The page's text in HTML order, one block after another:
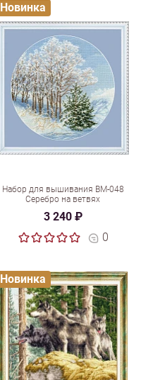
Набор для вышивания ВМ-048
Серебро на ветвях
3 240 ₽
0
Новинка
Новинка